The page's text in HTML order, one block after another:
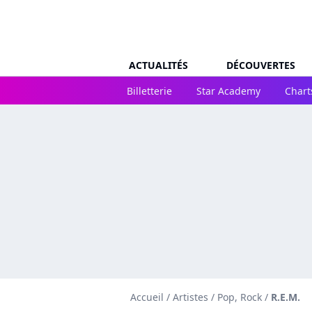
ACTUALITÉS
DÉCOUVERTES
Billetterie
Star Academy
Accueil / Artistes / Pop, Rock / R.E.M.